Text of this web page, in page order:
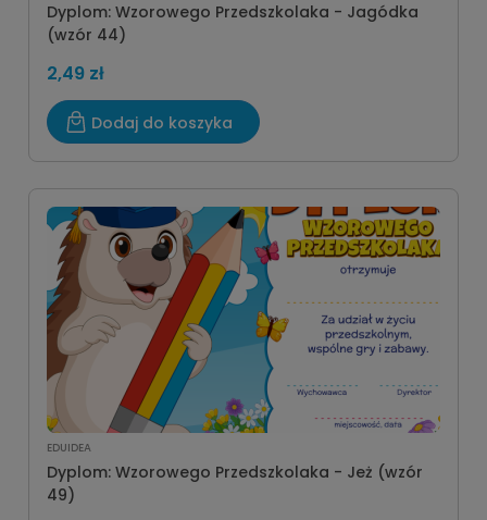
Dyplom: Wzorowego Przedszkolaka - Jagódka
(wzór 44)
2,49 zł
Dodaj do koszyka
EDUIDEA
Dyplom: Wzorowego Przedszkolaka - Jeż (wzór
49)